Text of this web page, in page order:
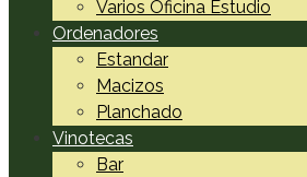
Varios Oficina Estudio
Ordenadores
Estandar
Macizos
Planchado
Vinotecas
Bar